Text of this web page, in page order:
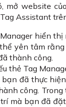
mở website
Assistant
hiển thị
yên tâm
thành công.
thẻ Tag
bạn đã thực
công. Trong
mà bạn đã